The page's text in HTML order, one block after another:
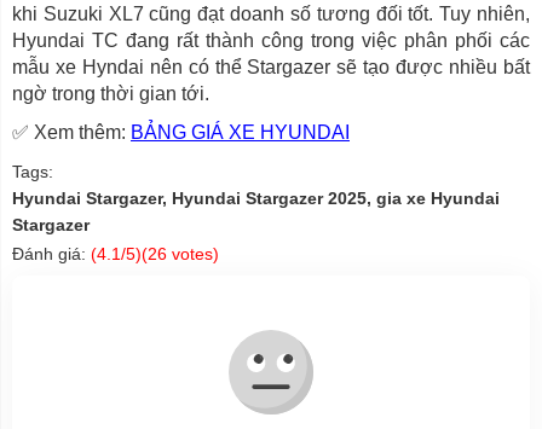
khi Suzuki XL7 cũng đạt doanh số tương đối tốt. Tuy nhiên,
Hyundai TC đang rất thành công trong việc phân phối các
mẫu xe Hyndai nên có thể Stargazer sẽ tạo được nhiều bất
ngờ trong thời gian tới.
✅ Xem thêm: BẢNG GIÁ XE HYUNDAI
Tags:
Hyundai Stargazer, Hyundai Stargazer 2025, gia xe Hyundai
Stargazer
Đánh giá: (4.1/5)(26 votes)